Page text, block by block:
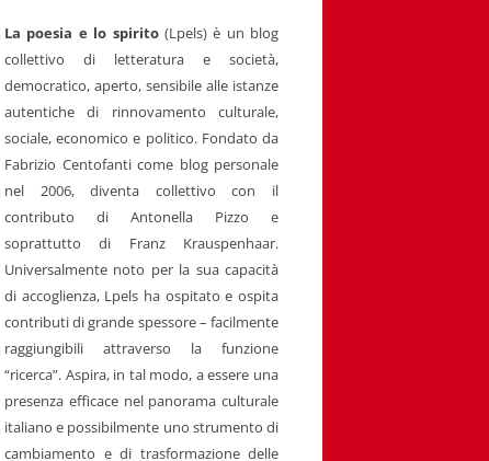
La poesia e lo spirito(Lpels) è un blog
collettivo di letteratura e società,
democratico, aperto, sensibile alle istanze
autentiche di rinnovamento culturale,
sociale, economico e politico. Fondato da
Fabrizio Centofanti come blog personale
nel 2006, diventa collettivo con il
contributo di Antonella Pizzo e
soprattutto di Franz Krauspenhaar.
Universalmente noto per la sua capacità
di accoglienza, Lpels ha ospitato e ospita
contributi di grande spessore – facilmente
raggiungibili attraverso la funzione
“ricerca”. Aspira, in tal modo, a essere una
presenza efficace nel panorama culturale
italiano e possibilmente uno strumento di
cambiamento e di trasformazione delle